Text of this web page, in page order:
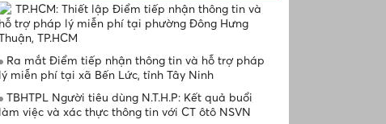
TP.HCM: Thiết lập Điểm tiếp nhận thông tin và
hỗ trợ pháp lý miễn phí tại phường Đông Hưng
TP.HCM
Ra mắt Điểm tiếp nhận thông tin và hỗ trợ pháp
lý miễn phí tại xã Bến Lức, tỉnh Tây Ninh
TBHTPL Người tiêu dùng N.T.H.P: Kết quả buổi
làm việc và xác thực thông tin với CT ôtô NSVN